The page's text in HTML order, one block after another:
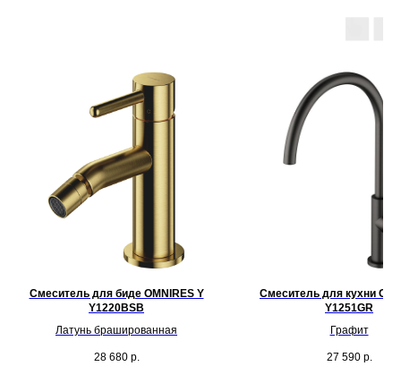
Смеситель для биде OMNIRES Y
Y1220BSB
Латунь брашированная
28 680 р.
Смеситель для кухни
Y1251GR
Графит
27 590 р.